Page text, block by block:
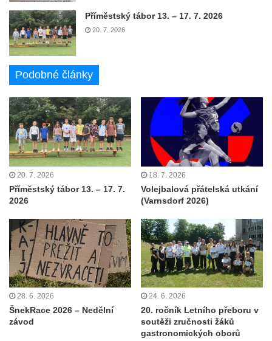
Příměstský tábor 13. – 17. 7. 2026
20. 7. 2026
Podobné články
20. 7. 2026
Příměstský tábor 13. – 17. 7.
2026
18. 7. 2026
Volejbalová přátelská utkání
(Varnsdorf 2026)
28. 6. 2026
ŠnekRace 2026 – Nedělní
závod
24. 6. 2026
20. ročník Letního přeboru v
soutěži zručnosti žáků
gastronomických oborů